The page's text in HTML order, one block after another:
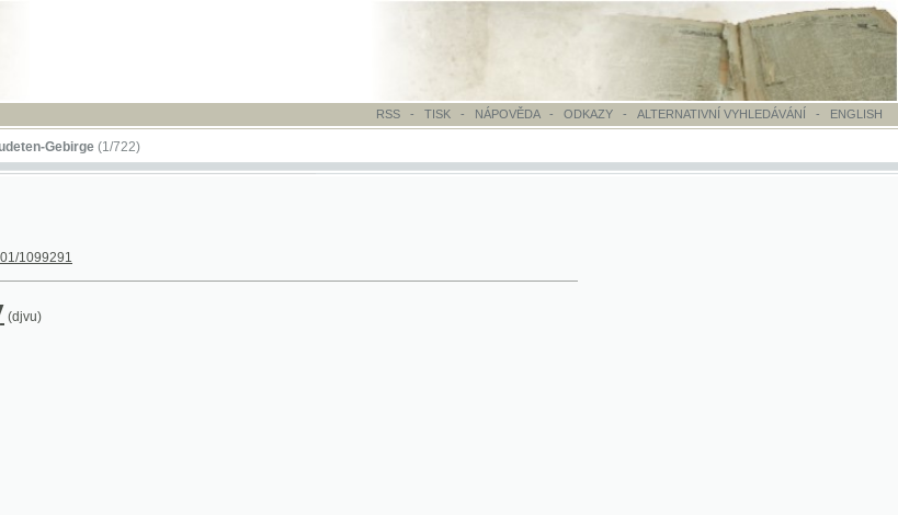
RSS - TISK-NÁPOVĚDA - ODKAZY - ALTERNATIVNÍ VYHLEDÁVÁNÍ- ENGLISH
(1/722)